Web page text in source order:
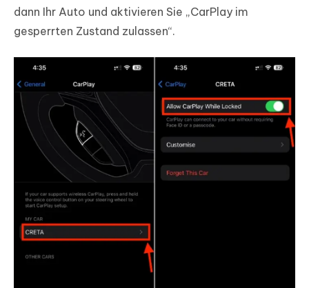
dann Ihr Auto und aktivieren Sie „CarPlay im
gesperrten Zustand zulassen“.